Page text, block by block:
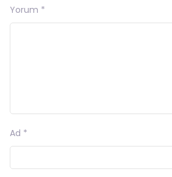
Yorum *
Ad *